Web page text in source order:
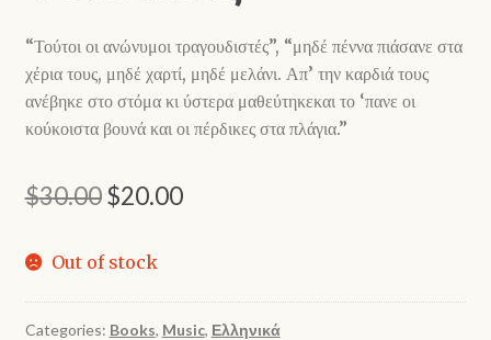
“Τούτοι οι ανώνυμοι τραγουδιστές”, “μηδέ πέννα πιάσανε στα
χέρια τους, μηδέ χαρτί, μηδέ μελάνι. Απ’ την καρδιά τους
ανέβηκε στο στόμα κι ύστερα μαθεύτηκεκαι το ‘πανε οι
κούκοιστα βουνά και οι πέρδικες στα πλάγια.”
$30.00Original
was:
$30.00.
$20.00Current
$20.00.
Out of stock
Categories: Books, Music, Ελληνικά